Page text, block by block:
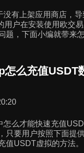
没有上架应用商店，
用户在安装使用欧交
题，下面小编就带来
怎么充值USDT
怎么才能快速充值
只要用户按照下面提
值USDT虚拟的方法。